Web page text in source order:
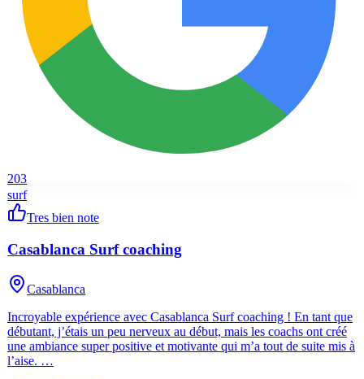
203
surf
Tres bien note
Casablanca Surf coaching
Casablanca
Incroyable expérience avec Casablanca Surf coaching ! En tant que
débutant, j’étais un peu nerveux au début, mais les coachs ont créé
une ambiance super positive et motivante qui m’a tout de suite mis à
l’aise. …